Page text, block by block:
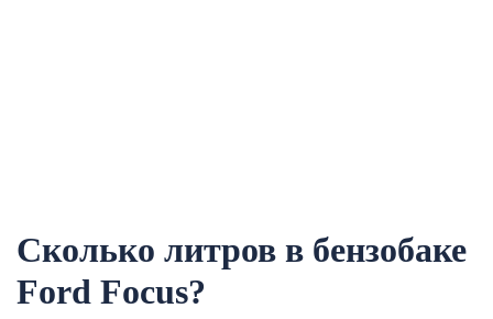
Сколько литров в бензобаке
Ford Focus?